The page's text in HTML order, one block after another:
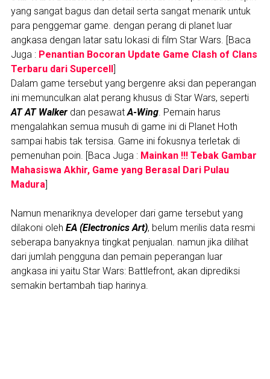
yang sangat bagus dan detail serta sangat menarik untuk
para penggemar game. dengan perang di planet luar
angkasa dengan latar satu lokasi di film Star Wars. [Baca
Juga : Penantian Bocoran Update Game Clash of Clans
Terbaru dari Supercell
Dalam game tersebut yang bergenre aksi dan peperangan
ini memunculkan alat perang khusus di Star Wars, seperti
AT AT Walkerdan pesawatA-Wing. Pemain harus
mengalahkan semua musuh di game ini di Planet Hoth
sampai habis tak tersisa. Game ini fokusnya terletak di
pemenuhan poin. [Baca Juga : Mainkan !!! Tebak Gambar
Mahasiswa Akhir, Game yang Berasal Dari Pulau
Madura]
Namun menariknya developer dari game tersebut yang
dilakoni oleh EA (Electronics Art), belum merilis data resmi
seberapa banyaknya tingkat penjualan. namun jika dilihat
dari jumlah pengguna dan pemain peperangan luar
angkasa ini yaitu Star Wars: Battlefront, akan diprediksi
semakin bertambah tiap harinya.